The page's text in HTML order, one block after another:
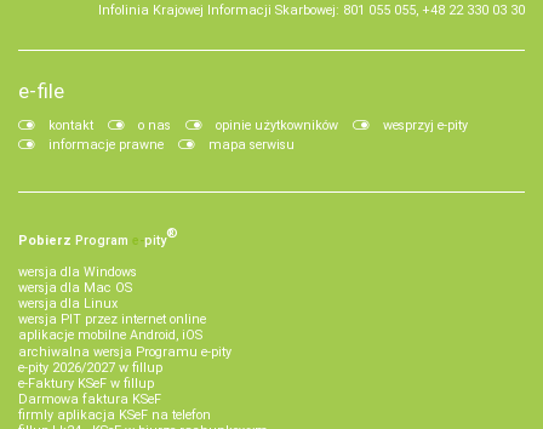
Infolinia Krajowej Informacji Skarbowej: 801 055 055, +48 22 330 03 30
e-file
kontakt o nas opinie użytkowników
wesprzyj e-pity
informacje prawne
mapa serwisu
Pobierz Program e‑pity®
wersja dla Windows
wersja dla Mac OS
wersja dla Linux
wersja PIT przez internet online
aplikacje mobilne Android, iOS
archiwalna wersja Programu e-pity
e-pity 2026/2027 w fillup
e‑Faktury KSeF w fillup
Darmowa faktura KSeF
firmly aplikacja KSeF na telefon